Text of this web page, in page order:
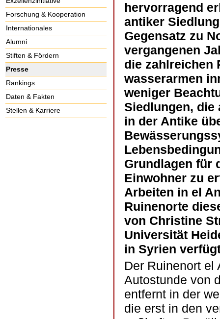
Forschung & Kooperation
Internationales
Alumni
Stiften & Fördern
Presse
Rankings
Daten & Fakten
Stellen & Karriere
hervorragend
antiker
Gegensatz zu
vergangenen
die zahlreichen
wasserarmen
weniger
Siedlungen, die
in der Antike
Grundlagen für
Einwohner zu
Arbeiten in el
Ruinenorte
von Christine
Universität
in Syrien
Der Ruinenort el
Autostunde von
entfernt in der
die erst in den